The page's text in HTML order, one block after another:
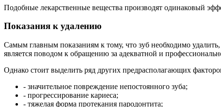
Подобные лекарственные вещества производят одинаковый
Показания к удалению
Самым главным показаниям к тому, что зуб необходимо
является поводом к обращению за адекватной и
Однако стоит выделить ряд других предрасполагающих
- значительное повреждение непостоянного зуба;
- прогрессирование кариеса;
- тяжелая форма протекания пародонтита;